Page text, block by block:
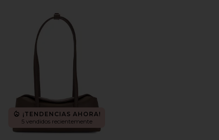
¡TENDENCIAS AHORA!
5 vendidos recientemente